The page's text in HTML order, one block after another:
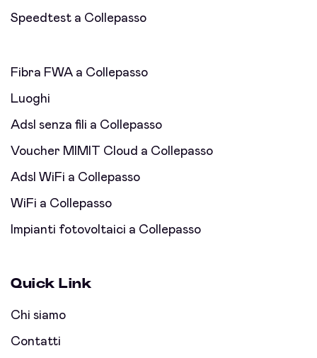
Speedtest a Collepasso
Fibra FWA a Collepasso
Luoghi
Adsl senza fili a Collepasso
Voucher MIMIT Cloud a Collepasso
Adsl WiFi a Collepasso
WiFi a Collepasso
Impianti fotovoltaici a Collepasso
Quick Link
Chi siamo
Contatti